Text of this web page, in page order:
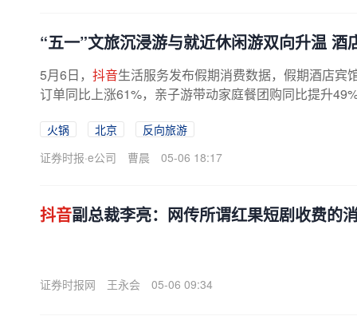
“五一”文旅沉浸游与就近休闲游双向升温 酒
5月6日， 抖音生活服务发布假期消费数据，假期酒店宾
订单同比上涨61%，亲子游带动家庭餐团购同比提升
火锅 北京
反向旅游
证券时报·e公司
曹晨 05-06 18:17
抖音副总裁李亮：网传所谓红果短剧收费的
证券时报网 王永会 05-06 09:34